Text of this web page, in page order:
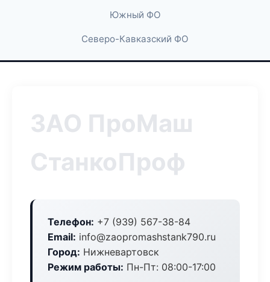
Южный ФО
Северо-Кавказский ФО
ЗАО ПроМаш
СтанкоПроф
Телефон: +7 (939) 567-38-84
Email: info@zaopromashstank790.ru
Город: Нижневартовск
Режим работы: Пн-Пт: 08:00-17:00